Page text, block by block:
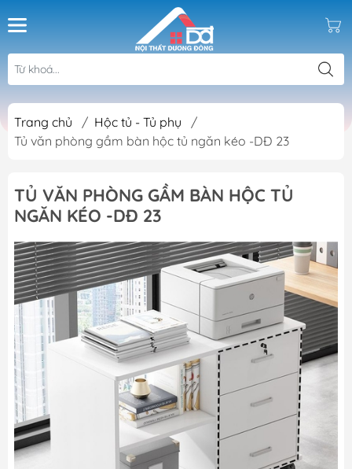
Trang chủ / Hộc tủ - Tủ phụ
/
Tủ văn phòng gầm bàn hộc tủ ngăn kéo -DĐ 23
TỦ VĂN PHÒNG GẦM BÀN HỘC TỦ
NGĂN KÉO -DĐ 23